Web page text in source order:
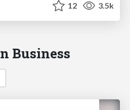
12 3.5k
Business